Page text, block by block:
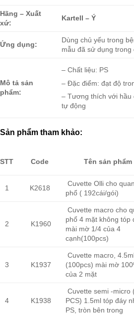
Hãng – Xuất
xứ:
Kartell – Ý
Ứng dụng:
Dùng chủ yếu trong
mẫu đã sử dụng trong
Mô tả sản
phẩm:
– Chất liệu: PS
– Đặc điểm: đạt độ
– Tương thích với hầu
tự động
Sản phẩm tham khảo:
STT Code Tên sản phẩm
1 K2618
Cuvette Olli cho
phổ ( 192cái/gói)
2 K1960
Cuvette macro cho
phổ 4 mặt không tóp
mài mờ 1/4 của 4
cạnh(100pcs)
3 K1937
Cuvette macro,
(100pcs) mài mờ
của 2 mặt
4 K1938
Cuvette semi -micro
PCS) 1.5ml tóp đáy
PS, tròn bên trong